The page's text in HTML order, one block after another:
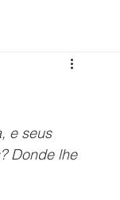
e seus
Donde lhe